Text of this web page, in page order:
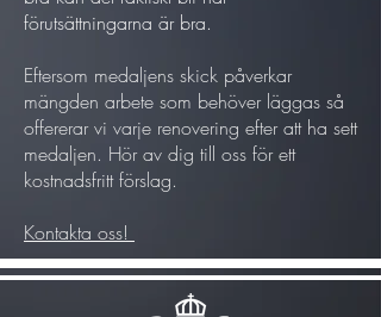
förutsättningarna är bra.
Eftersom medaljens skick påverkar
mängden arbete som behöver läggas så
offererar vi varje renovering efter att ha sett
medaljen. Hör av dig till oss för ett
kostnadsfritt förslag.
Kontakta oss!